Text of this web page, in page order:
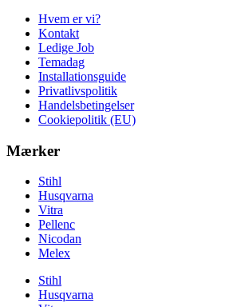
Hvem er vi?
Kontakt
Ledige Job
Temadag
Installationsguide
Privatlivspolitik
Handelsbetingelser
Cookiepolitik (EU)
Mærker
Stihl
Husqvarna
Vitra
Pellenc
Nicodan
Melex
Stihl
Husqvarna